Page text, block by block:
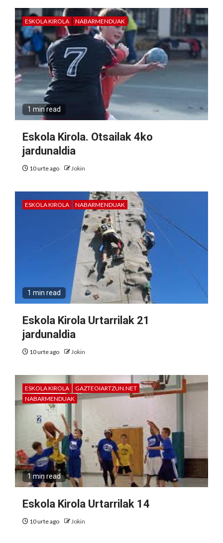
ESKOLA KIROLA NABARMENDUAK
1 min read
Eskola Kirola. Otsailak 4ko
jardunaldia
10 urte ago Jokin
ESKOLA KIROLA NABARMENDUAK
1 min read
Eskola Kirola Urtarrilak 21
jardunaldia
10 urte ago Jokin
ESKOLA KIROLA
GAZTEOIARTZUN.NET
NABARMENDUAK
1 min read
Eskola Kirola Urtarrilak 14
10 urte ago Jokin